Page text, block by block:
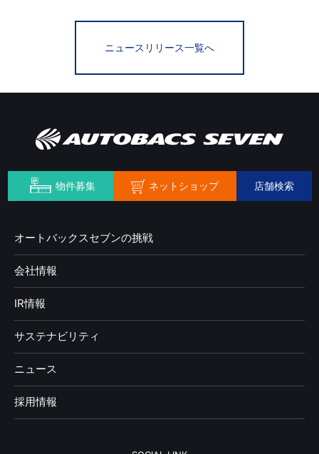
ニュースリリース一覧へ
物件募集 ネットショップ 店舗検索
オートバックスセブンの挑戦
会社情報
IR情報
サステナビリティ
ニュース
採用情報